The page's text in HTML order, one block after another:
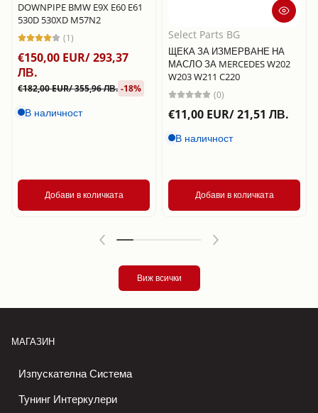
DOWNPIPE BMW E9X E60 E61
530D 530XD M57N2
(1)
€150,00 EUR/ 293,37
ЛВ.
€182,00 EUR/ 355,96 ЛВ. -18%
В наличност
Добави в количката
Select Parts BG
ЩЕКА ЗА ИЗМЕРВАНЕ НА
МАСЛО ЗА MERCEDES W202
W203 W211 C220
(0)
€11,00 EUR/ 21,51 ЛВ.
В наличност
Добави в количката
Виж всички
МАГАЗИН
Изпускателна Система
Тунинг Интеркулери